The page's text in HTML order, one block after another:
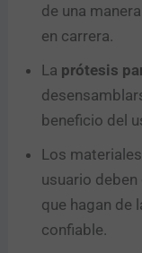
de una
en carrera.
La prótesis
beneficio del
Los
usuario
que hagan de
confiable.